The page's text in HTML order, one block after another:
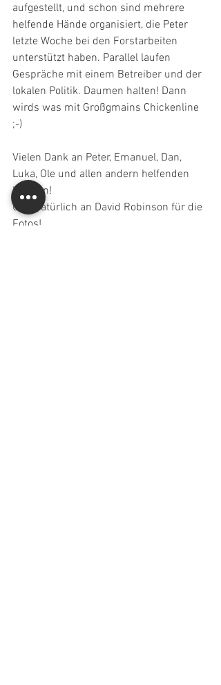
aufgestellt, und schon sind mehrere
helfende Hände organisiert, die Peter
letzte Woche bei den Forstarbeiten
unterstützt haben. Parallel laufen
Gespräche mit einem Betreiber und der
lokalen Politik. Daumen halten! Dann
wirds was mit Großgmains Chickenline
;-)
Vielen Dank an Peter, Emanuel, Dan,
Luka, Ole und allen andern helfenden
Händen!
Und natürlich an David Robinson für die
Fotos!